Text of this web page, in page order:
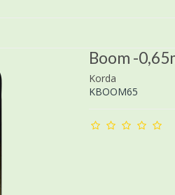
Boom -
Korda
KBOOM65